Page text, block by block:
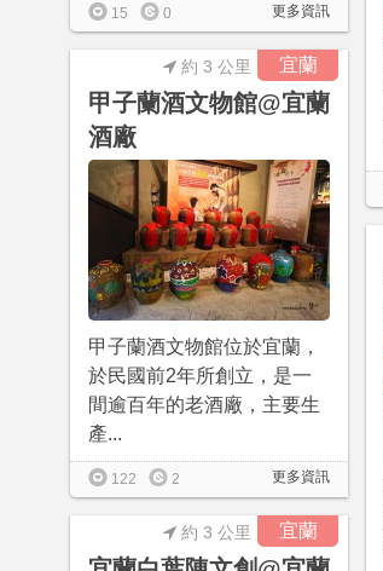
更多資訊
15 0
宜蘭
甲子蘭酒文物館@宜蘭
酒廠
約 3 公里
甲子蘭酒文物館位於宜蘭，
於民國前2年所創立，是一
間逾百年的老酒廠，主要生
產...
更多資訊
122 2
宜蘭
約 3 公里